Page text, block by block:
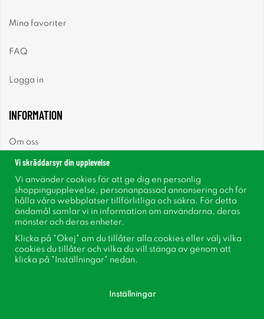
Mina favoriter
FAQ
Logga in
INFORMATION
Om oss
Nyhetsbrev
Om cookies
Inspiration
Vi skräddarsyr din upplevelse
Vi använder cookies för att ge dig en personlig
shoppingupplevelse, personanpassad annonsering och för
hålla våra webbplatser tillförlitliga och säkra. För detta
ändamål samlar vi in information om användarna, deras
mönster och deras enheter.
Klicka på "Okej" om du tillåter alla cookies eller välj vilka
cookies du tillåter och vilka du vill stänga av genom att
klicka på "Inställningar" nedan.
Inställningar